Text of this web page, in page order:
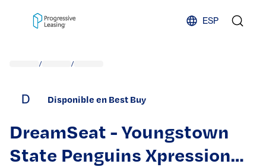
ESP
/ /
D Disponible en Best Buy
DreamSeat - Youngstown
State Penguins Xpression